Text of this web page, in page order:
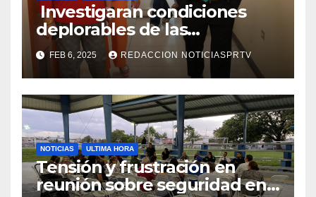
Investigaran condiciones
deplorables de las
facilidades el Departamento
de la Salud en Mayagüez
FEB 6, 2025 REDACCION NOTICIASPRTV
NOTICIAS ULTIMA HORA
Tensión y frustración en
reunión sobre seguridad en